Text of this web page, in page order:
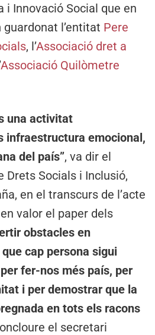
i Innovació Social que en
l’entitat Pere
, l’Associació dret a
Associació Quilòmetre
una activitat
infraestructura emocional,
del país”, va dir el
Drets Socials i Inclusió,
en el transcurs de l’acte
valor el paper dels
obstacles en
cap persona sigui
fer-nos més país, per
i per demostrar que la
en tots els racons
el secretari